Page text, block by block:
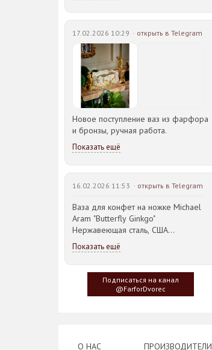
17.02.2026 10:29 · открыть в Telegram
Новое поступление ваз из фарфора
и бронзы, ручная работа.
Показать ещё
16.02.2026 11:53 · открыть в Telegram
Ваза для конфет на ножке Michael
Aram "Butterfly Ginkgo"
Нержавеющая сталь, США
23,5*21,5*14,5см
Идея такого дизайна предметов
сервировки стола пришла
создателю, когда он впервые
увидел дерево Гинкго Билоба, у
Показать ещё
Подписаться на канал
@FarforDvorec
О НАС ПРОИЗВОДИТЕЛИ